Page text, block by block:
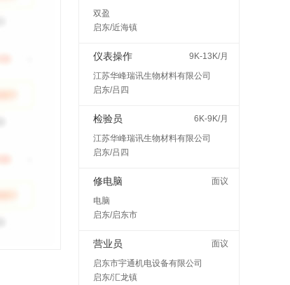
双盈
启东/近海镇
仪表操作
9K-13K/月
江苏华峰瑞讯生物材料有限公司
启东/吕四
检验员
6K-9K/月
江苏华峰瑞讯生物材料有限公司
启东/吕四
修电脑
面议
电脑
启东/启东市
营业员
面议
启东市宇通机电设备有限公司
启东/汇龙镇